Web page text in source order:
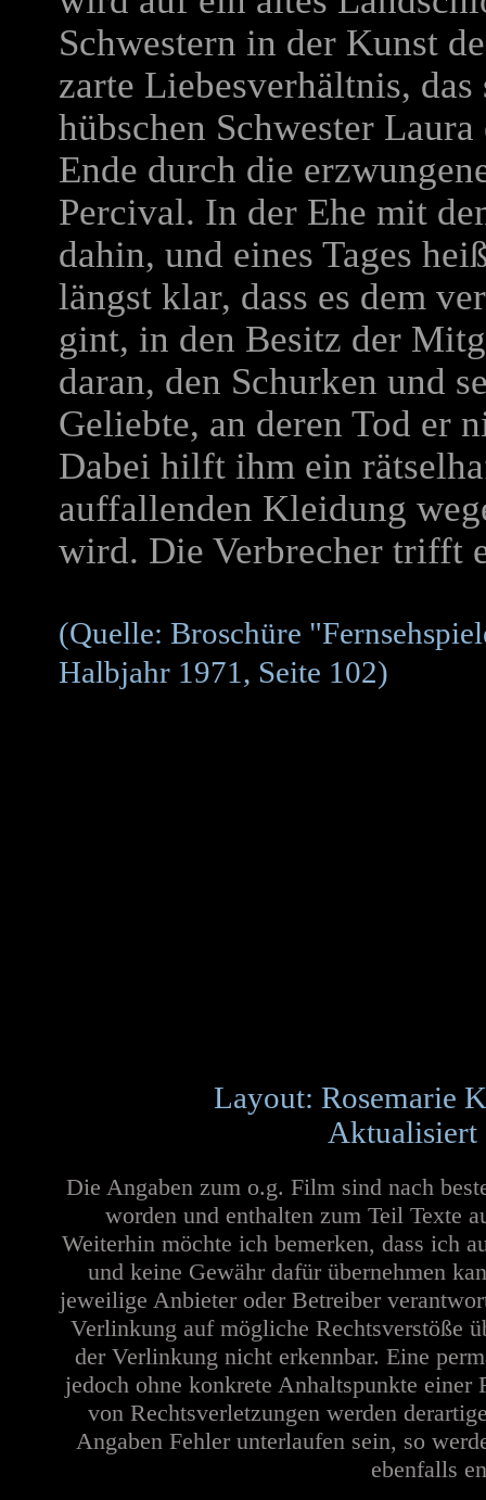
Schwestern in der Kunst
zarte Liebesverhältnis,
hübschen Schwester
Ende durch die
Percival. In der Ehe mit
dahin, und eines Tages
längst klar, dass es dem
gint, in den Besitz der
daran, den Schurken und
Geliebte, an deren Tod er
Dabei hilft ihm ein
auffallenden Kleidung
wird. Die Verbrecher trifft
(Quelle: Broschüre
Halbjahr 1971, Seite 102)
Layout: Rosemarie
Aktualisiert
Die Angaben zum o.g. Film sind nach
worden und enthalten zum Teil Texte
Weiterhin möchte ich bemerken, dass ich
und keine Gewähr dafür übernehmen
jeweilige Anbieter oder Betreiber
Verlinkung auf mögliche Rechtsverstöße
der Verlinkung nicht erkennbar. Eine
jedoch ohne konkrete Anhaltspunkte
von Rechtsverletzungen werden
Angaben Fehler unterlaufen sein, so
ebenfalls